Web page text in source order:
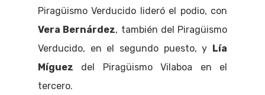
Piragüismo Verducido lideró el podio, con
Vera Bernárdez, también del Piragüismo
Verducido, en el segundo puesto, y Lía
Míguez del Piragüismo Vilaboa en el
tercero.